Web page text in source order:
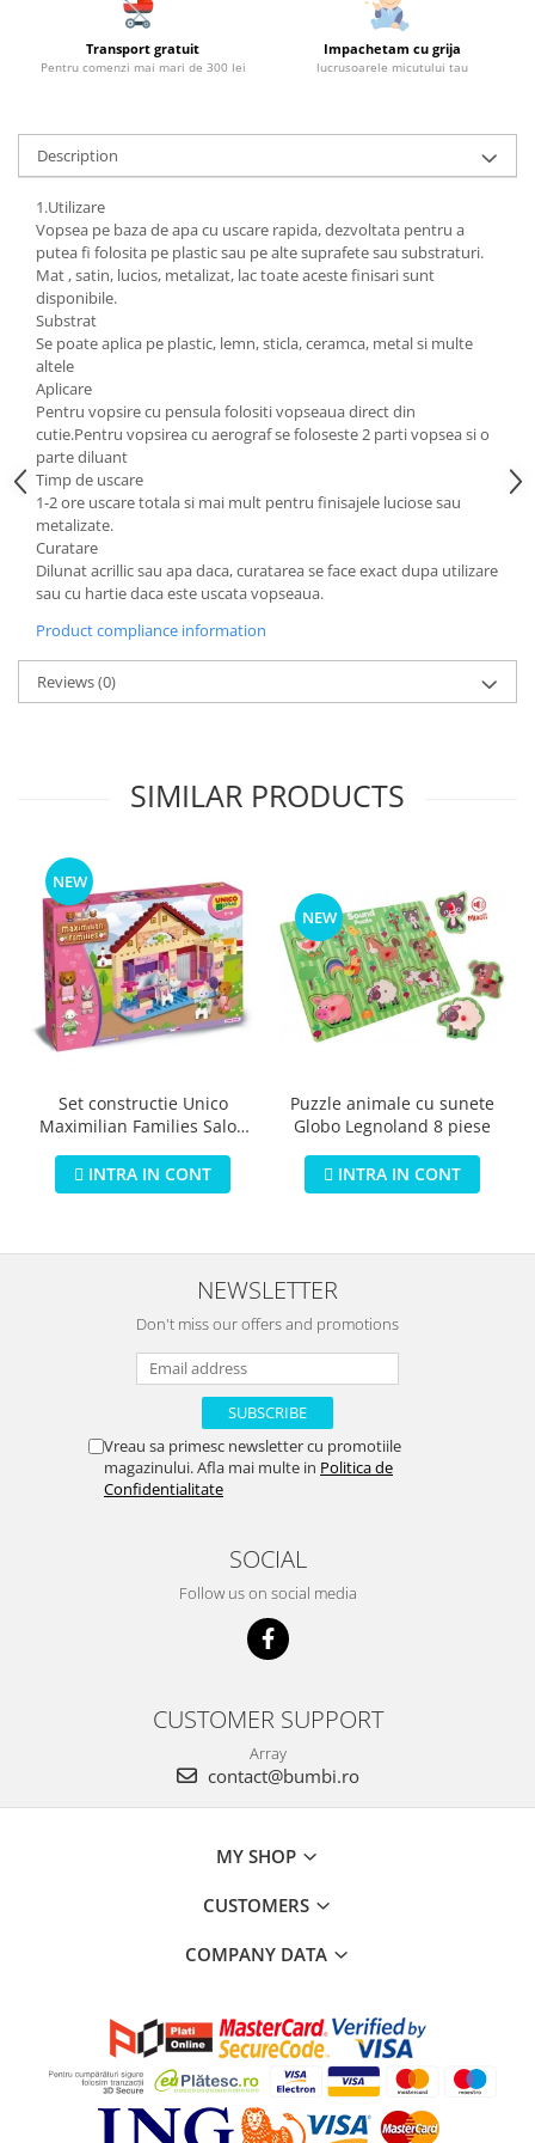
Transport gratuit
Pentru comenzi mai mari de 300 lei
Impachetam cu grija
lucrusoarele micutului tau
Description
1.Utilizare
Vopsea pe baza de apa cu uscare rapida, dezvoltata pentru a
putea fi folosita pe plastic sau pe alte suprafete sau substraturi.
Mat , satin, lucios, metalizat, lac toate aceste finisari sunt
disponibile.
Substrat
Se poate aplica pe plastic, lemn, sticla, ceramca, metal si multe
altele
Aplicare
Pentru vopsire cu pensula folositi vopseaua direct din
cutie.Pentru vopsirea cu aerograf se foloseste 2 parti vopsea si o
parte diluant
Timp de uscare
1-2 ore uscare totala si mai mult pentru finisajele luciose sau
metalizate.
Curatare
Dilunat acrillic sau apa daca, curatarea se face exact dupa utilizare
sau cu hartie daca este uscata vopseaua.
Product compliance information
Reviews(0)
SIMILAR PRODUCTS
NEW
Set constructie Unico
Maximilian Families Salon
INTRA IN CONT
NEW
Puzzle animale cu sunete
Globo Legnoland 8 piese
INTRA IN CONT
NEWSLETTER
Don't miss our offers and promotions
Vreau sa primesc newsletter cu promotiile
magazinului. Afla mai multe in Politica de
Confidentialitate
SOCIAL
Follow us on social media
CUSTOMER SUPPORT
Array
contact@bumbi.ro
MY SHOP
CUSTOMERS
COMPANY DATA